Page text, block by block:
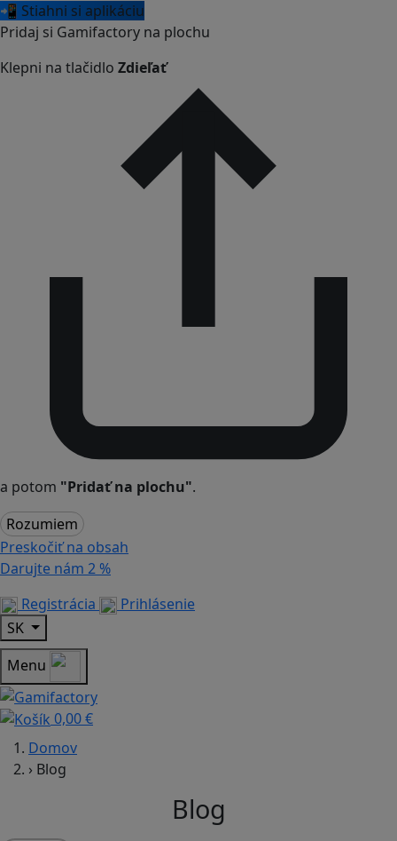
📲 Stiahni si aplikáciu
Pridaj si Gamifactory na plochu
Klepni na tlačidlo Zdieľať
a potom "Pridať na plochu".
Rozumiem
Preskočiť na obsah
Darujte nám 2 %
Registrácia
Prihlásenie
SK
Menu
0,00 €
Domov
› Blog
Blog